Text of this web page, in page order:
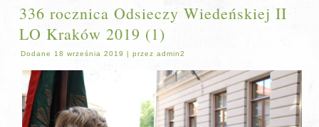
336 rocznica Odsieczy Wiedeńskiej II
LO Kraków 2019 (1)
Dodane 18 września 2019 |przez admin2